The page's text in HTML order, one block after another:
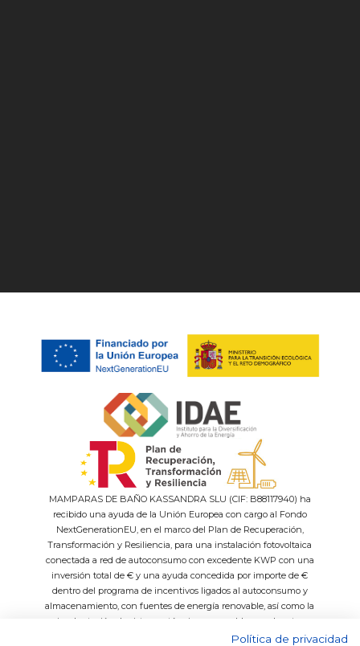
MAMPARAS DE BAÑO KASSANDRA SLU (CIF: B88117940) ha
recibido una ayuda de la Unión Europea con cargo al Fondo
NextGenerationEU, en el marco del Plan de Recuperación,
Transformación y Resiliencia, para una instalación fotovoltaica
conectada a red de autoconsumo con excedente KWP con una
inversión total de € y una ayuda concedida por importe de €
dentro del programa de incentivos ligados al autoconsumo y
almacenamiento, con fuentes de energía renovable, así como la
implantación de sistemas térmicos renovables en el sector
residencial del Ministerio para la Transición Ecológica y el Reto
Política de privacidad